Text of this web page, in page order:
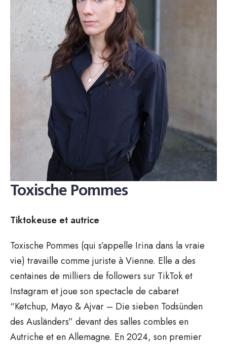
Toxische Pommes
Tiktokeuse et autrice
Toxische Pommes (qui s’appelle Irina dans la vraie
vie) travaille comme juriste à Vienne. Elle a des
centaines de milliers de followers sur TikTok et
Instagram et joue son spectacle de cabaret
“Ketchup, Mayo & Ajvar – Die sieben Todsünden
des Ausländers” devant des salles combles en
Autriche et en Allemagne. En 2024, son premier